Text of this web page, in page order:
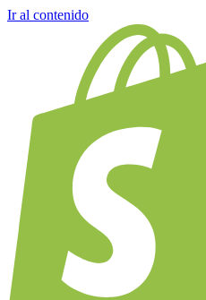
Ir al contenido